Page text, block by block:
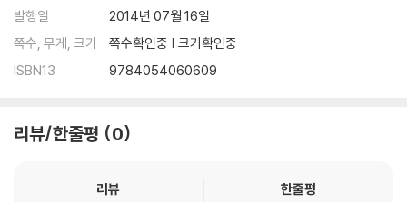
발행일
2014년 07월 16일
쪽수, 무게, 크기
쪽수확인중 | 크기확인중
ISBN13
9784054060609
리뷰/한줄평 0
리뷰
한줄평